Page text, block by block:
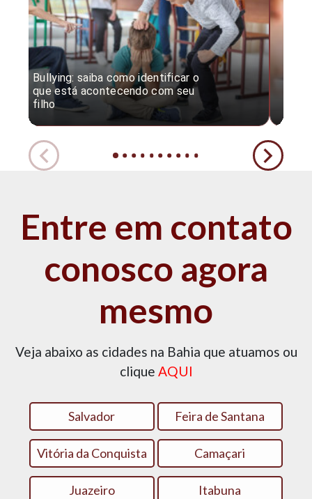
Bullying: saiba como identificar o
que está acontecendo com seu
filho
Entre em contato
conosco agora
mesmo
Veja abaixo as cidades na Bahia que atuamos ou
clique AQUI
Salvador Feira de Santana
Vitória da Conquista Camaçari
Juazeiro Itabuna